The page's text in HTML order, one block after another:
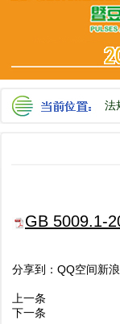
法
GB 5009.1-
分享到： QQ空间新
上一条
下一条